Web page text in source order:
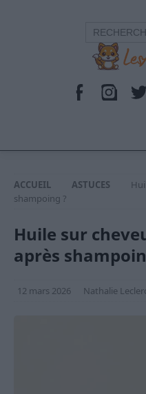
ACCUEIL ASTUCES
shampoing ?
Huile sur
après
12 mars 2026 Nathalie